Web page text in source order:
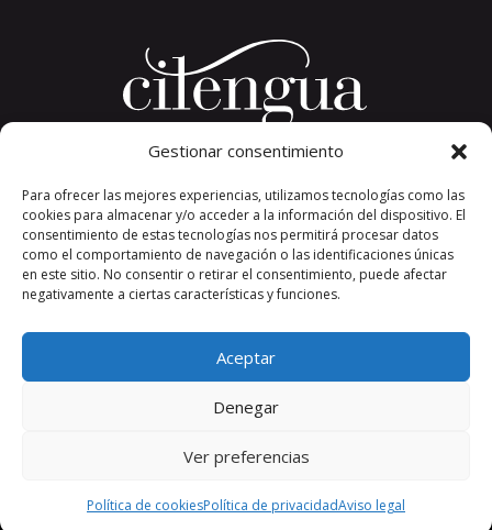
Gestionar consentimiento
Para ofrecer las mejores experiencias, utilizamos tecnologías como las
cookies para almacenar y/o acceder a la información del dispositivo. El
consentimiento de estas tecnologías nos permitirá procesar datos
como el comportamiento de navegación o las identificaciones únicas
en este sitio. No consentir o retirar el consentimiento, puede afectar
negativamente a ciertas características y funciones.
Aceptar
Denegar
Ver preferencias
Política de cookiesPolítica de privacidadAviso legal
26326 San Millán de la Cogolla
La Rioja. España.
Teléfono: +34 941 373 389
cilengua@cilengua.es
política de privacidad|política de cookies
accesibilidad